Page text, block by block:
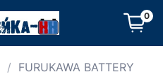
0
FURUKAWA BATTERY